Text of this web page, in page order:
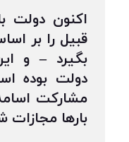
اکنون دولت
قبیل را بر
بگیرد – و
دولت بوده
مشارکت
بارها مجازات